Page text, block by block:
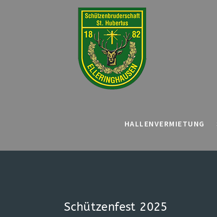
HALLENVERMIETUNG
Schützenfest 2025